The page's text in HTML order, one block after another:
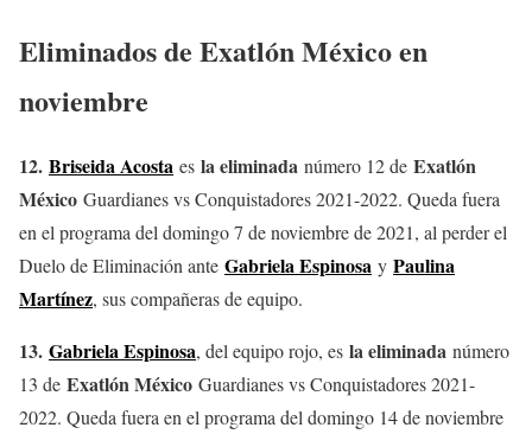
Eliminados de Exatlón México en
noviembre
12. Briseida Acosta es la eliminada número 12 de Exatlón
México Guardianes vs Conquistadores 2021-2022. Queda fuera
en el programa del domingo 7 de noviembre de 2021, al perder el
Duelo de Eliminación ante Gabriela Espinosa y Paulina
Martínez, sus compañeras de equipo.
13. Gabriela Espinosa, del equipo rojo, es la eliminada número
13 de Exatlón México Guardianes vs Conquistadores 2021-
2022. Queda fuera en el programa del domingo 14 de noviembre